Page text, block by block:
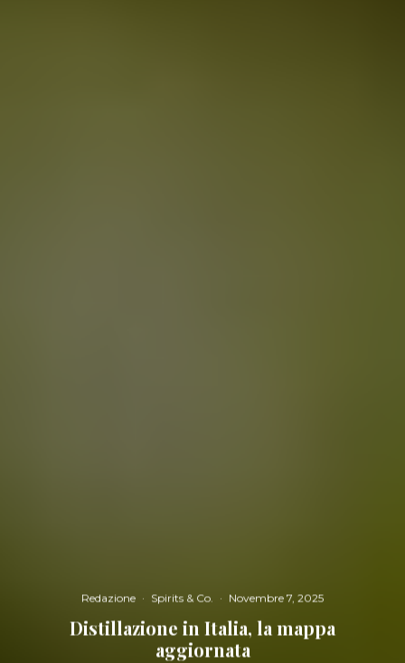
Redazione · Spirits & Co. · Novembre 7, 2025
Distillazione in Italia, la mappa
aggiornata